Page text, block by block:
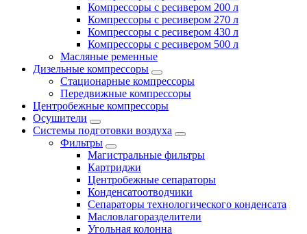
Компрессоры с ресивером 200 л
Компрессоры с ресивером 270 л
Компрессоры с ресивером 430 л
Компрессоры с ресивером 500 л
Масляные ременные
Дизельные компрессоры
Стационарные компрессоры
Передвижные компрессоры
Центробежные компрессоры
Осушители
Системы подготовки воздуха
Фильтры
Магистральные фильтры
Картриджи
Центробежные сепараторы
Конденсатоотводчики
Сепараторы технологического конденсата
Масловлагоразделители
Угольная колонна